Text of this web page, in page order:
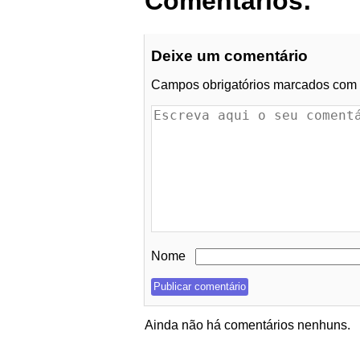
Deixe um comentário
Campos obrigatórios marcados com
Nome
Ainda não há comentários nenhuns.